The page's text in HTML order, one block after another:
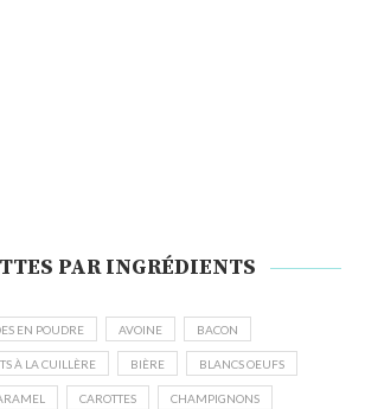
PAR INGRÉDIENTS
EN POUDRE AVOINE BACON
À LA CUILLÈRE BIÈRE BLANCS OEUFS
CAROTTES CHAMPIGNONS